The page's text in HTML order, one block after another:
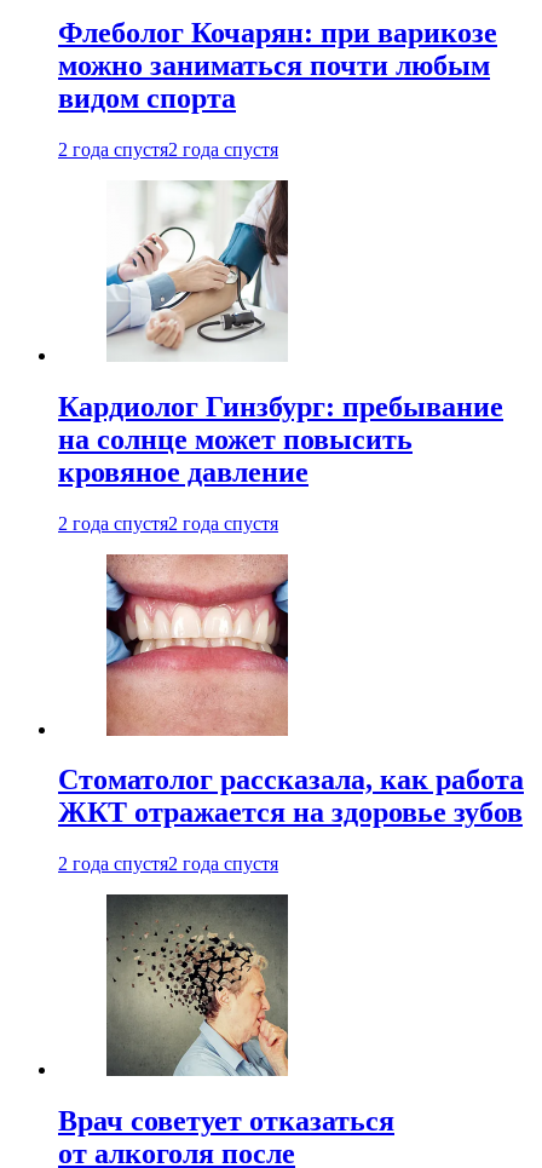
Флеболог Кочарян: при варикозе
можно заниматься почти любым
видом спорта
2 года спустя2 года спустя
Кардиолог Гинзбург: пребывание
на солнце может повысить
кровяное давление
2 года спустя2 года спустя
Стоматолог рассказала, как работа
ЖКТ отражается на здоровье зубов
2 года спустя2 года спустя
Врач советует отказаться
от алкоголя после